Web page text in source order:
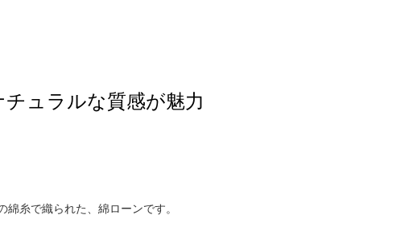
ュラルな質感が魅力
糸で織られた、綿ローンです。